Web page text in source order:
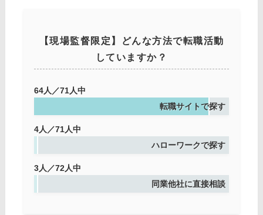
【現場監督限定】どんな方法で転職活動
していますか？
64人／71人中
転職サイトで探す
4人／71人中
ハローワークで探す
3人／72人中
同業他社に直接相談